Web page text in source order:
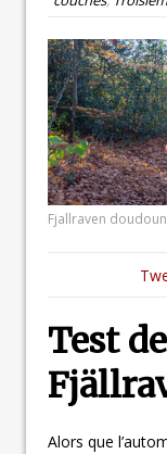
Fjallraven
Test
Alors que